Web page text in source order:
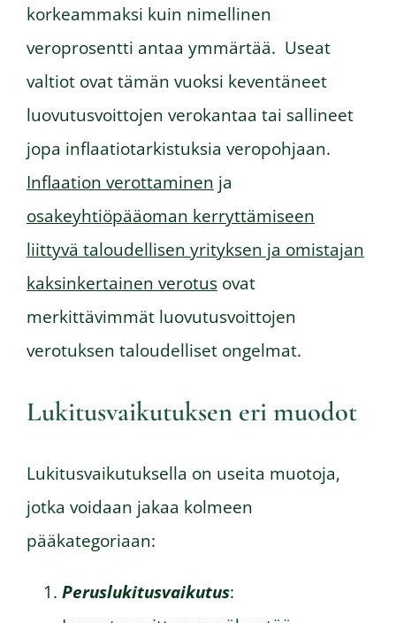
korkeammaksi kuin nimellinen
veroprosentti antaa ymmärtää. Useat
valtiot ovat tämän vuoksi keventäneet
luovutusvoittojen verokantaa tai sallineet
jopa inflaatiotarkistuksia veropohjaan.
Inflaation verottaminen ja
osakeyhtiöpääoman kerryttämiseen
liittyvä taloudellisen yrityksen ja omistajan
kaksinkertainen verotusovat
merkittävimmät luovutusvoittojen
verotuksen taloudelliset ongelmat.
Lukitusvaikutuksen eri muodot
Lukitusvaikutuksella on useita muotoja,
jotka voidaan jakaa kolmeen
pääkategoriaan:
Peruslukitusvaikutus: